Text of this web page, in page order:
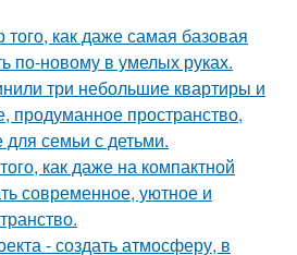
как даже самая базовая
по-новому в умелых руках.
три небольшие квартиры и
продуманное пространство,
семьи с детьми.
как даже на компактной
современное, уютное и
- создать атмосферу, в